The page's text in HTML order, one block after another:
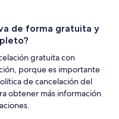
de forma gratuita y
gratuita con
porque es importante
de cancelación del
obtener más información